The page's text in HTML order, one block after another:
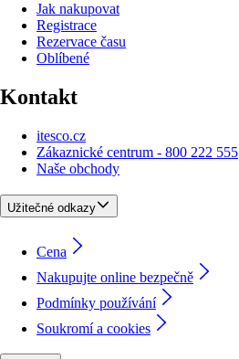
Jak nakupovat
Registrace
Rezervace času
Oblíbené
Kontakt
itesco.cz
Zákaznické centrum - 800 222 555
Naše obchody
Užitečné odkazy
Cena
Nakupujte online bezpečně
Podmínky používání
Soukromí a cookies